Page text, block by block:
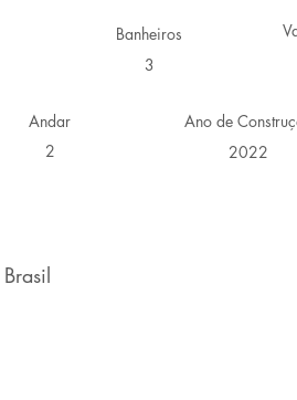
Banheiros
3
Andar
2
Ano de
2022